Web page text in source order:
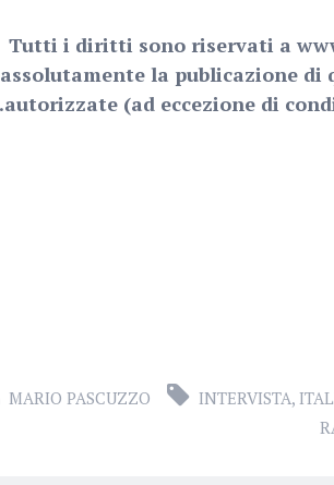
Tutti i diritti sono riservati a
assolutamente la publicazione di
autorizzate (ad eccezione di
MARIO PASCUZZO INTERVISTA,